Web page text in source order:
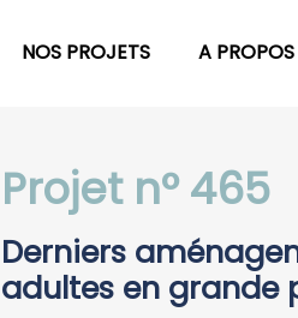
NOS PROJETS A PROPOS
Projet n° 465
Derniers
adultes en grande